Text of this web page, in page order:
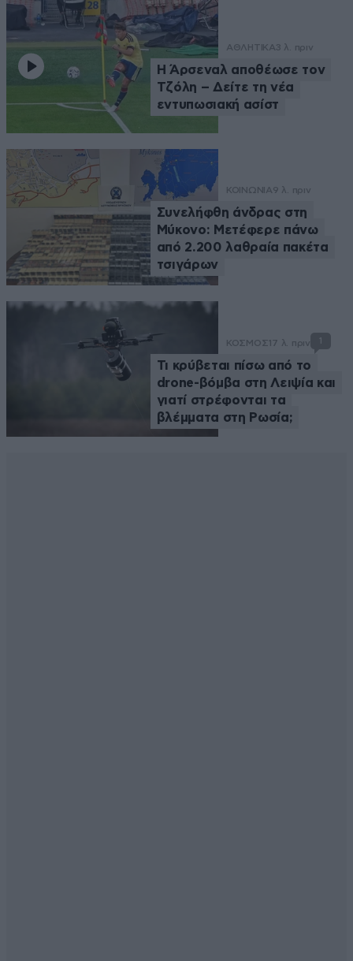
ΑΘΛΗΤΙΚΑ3 λ. πριν
Η Άρσεναλ αποθέωσε τον
Τζόλη – Δείτε τη νέα
εντυπωσιακή ασίστ
ΚΟΙΝΩΝΙΑ9 λ. πριν
Συνελήφθη άνδρας στη
Μύκονο: Μετέφερε πάνω
από 2.200 λαθραία πακέτα
τσιγάρων
ΚΟΣΜΟΣ 17 λ. πριν
Τι κρύβεται πίσω από το
drone-βόμβα στη Λειψία και
γιατί στρέφονται τα
βλέμματα στη Ρωσία;